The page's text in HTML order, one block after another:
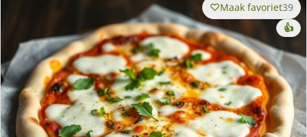
Maak favoriet39
👍